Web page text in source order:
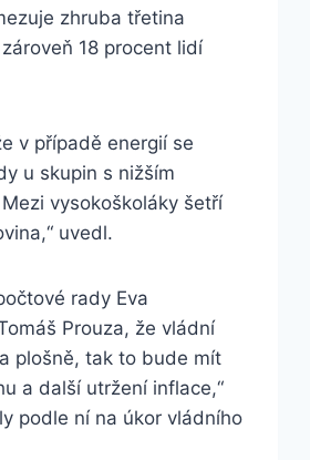
zhruba třetina
18 procent lidí
v případě energií se
u skupin s nižším
vysokoškoláky šetří
uvedl.
rady Eva
Prouza, že vládní
plošně, tak to bude mít
a další utržení inflace,“
podle ní na úkor vládního